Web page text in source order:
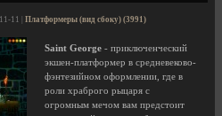
11 | Платформеры (вид сбоку) (3991)
Saint George - приключенческий
экшен-платформер в средневеково-
фэнтезийном оформлении, где в
роли храброго рыцаря с
огромным мечом вам предстоит